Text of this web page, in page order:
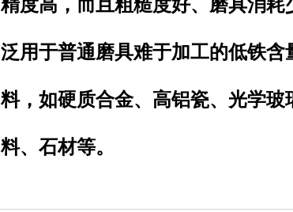
精度高，而且粗糙度好、磨具消
泛用于普通磨具难于加工的低铁
料，如硬质合金、高铝瓷、光学
料、石材等。